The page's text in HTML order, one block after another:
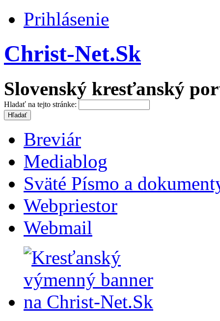
Prihlásenie
Christ-Net.Sk
Slovenský kresťanský
Hladať na tejto stránke:
Breviár
Mediablog
Sväté Písmo a
Webpriestor
Webmail